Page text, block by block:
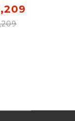
健配方
盒 [下